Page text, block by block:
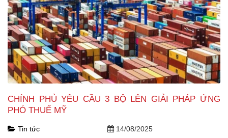
CHÍNH PHỦ YÊU CẦU 3 BỘ LÊN GIẢI PHÁP ỨNG
PHÓ THUẾ MỸ
Tin tức 14/08/2025